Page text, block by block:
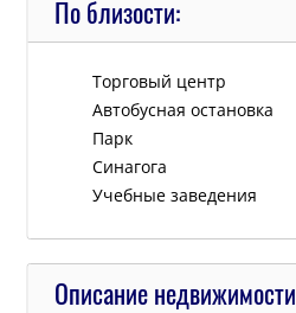
По близости:
Tорговый центр
Автобусная остановка
Парк
Синагога
Учебные заведения
Описание недвижимости